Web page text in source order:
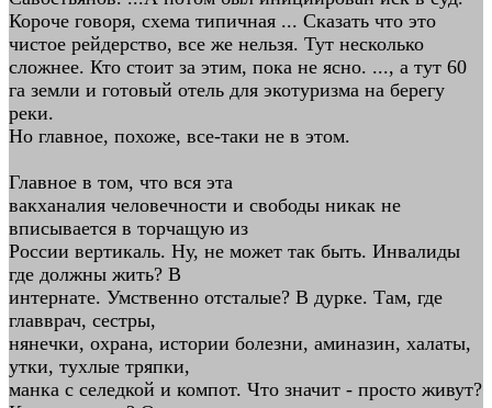
Короче говоря, схема типичная ... Сказать что это
чистое рейдерство, все же нельзя. Тут несколько
сложнее. Кто стоит за этим, пока не ясно. ..., а тут 60
га земли и готовый отель для экотуризма на берегу
реки.
Но главное, похоже, все-таки не в этом.
Главное в том, что вся эта
вакханалия человечности и свободы никак не
вписывается в торчащую из
России вертикаль. Ну, не может так быть. Инвалиды
где должны жить? В
интернате. Умственно отсталые? В дурке. Там, где
главврач, сестры,
нянечки, охрана, истории болезни, аминазин, халаты,
утки, тухлые тряпки,
манка с селедкой и компот. Что значит - просто живут?